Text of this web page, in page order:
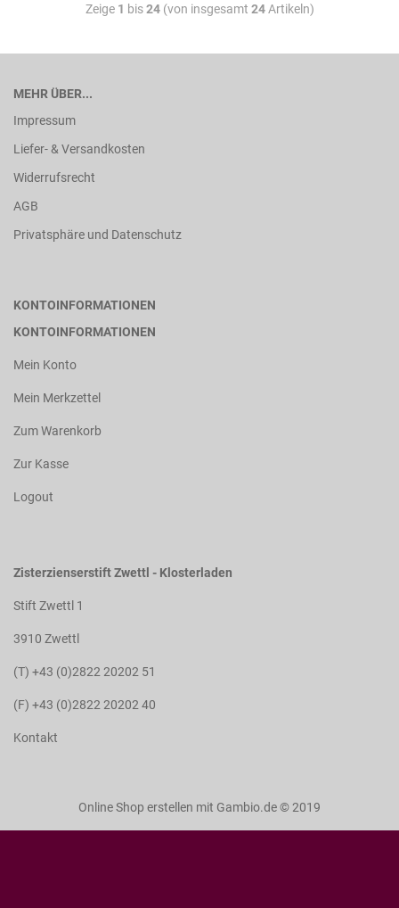
Zeige 1 bis24(von insgesamt 24Artikeln)
MEHR ÜBER...
Impressum
Liefer- & Versandkosten
Widerrufsrecht
AGB
Privatsphäre und Datenschutz
KONTOINFORMATIONEN
KONTOINFORMATIONEN
Mein Konto
Mein Merkzettel
Zum Warenkorb
Zur Kasse
Logout
Zisterzienserstift Zwettl - Klosterladen
Stift Zwettl 1
3910 Zwettl
(T) +43 (0)2822 20202 51
(F) +43 (0)2822 20202 40
Kontakt
Online Shop erstellen mit Gambio.de © 2019